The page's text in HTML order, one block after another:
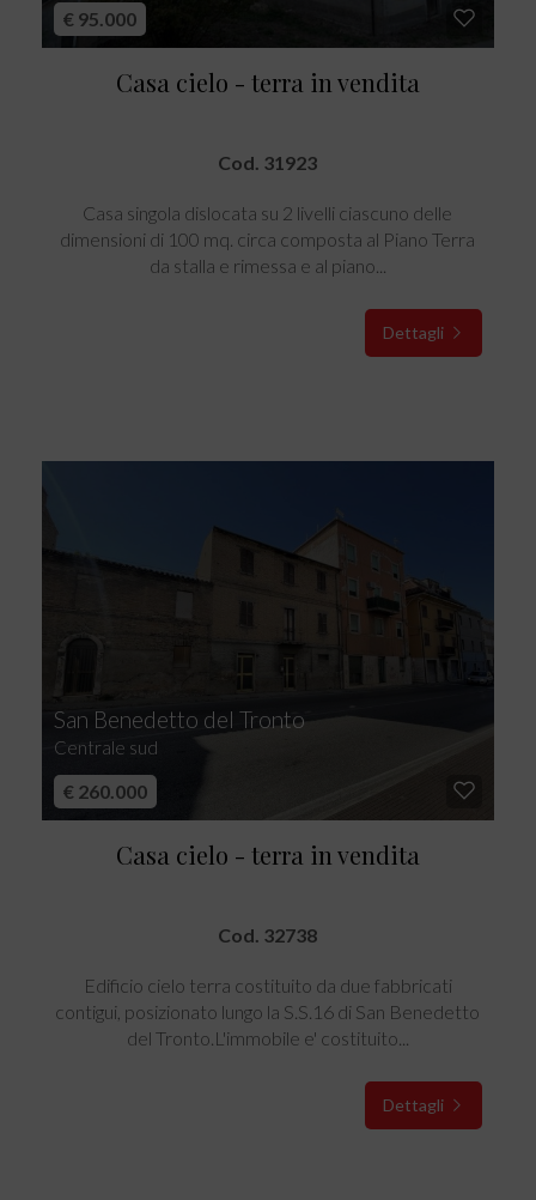
€ 95.000
Casa cielo - terra in vendita
Cod. 31923
Casa singola dislocata su 2 livelli ciascuno delle
dimensioni di 100 mq. circa composta al Piano Terra
da stalla e rimessa e al piano...
Dettagli
San Benedetto del Tronto
Centrale sud
€ 260.000
Casa cielo - terra in vendita
Cod. 32738
Edificio cielo terra costituito da due fabbricati
contigui, posizionato lungo la S.S.16 di San Benedetto
del Tronto.L'immobile e' costituito...
Dettagli